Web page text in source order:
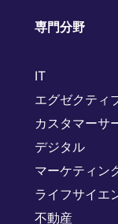
専門分野
IT
エグゼクティ
カスタマーサ
デジタル
マーケティン
ライフサイエ
不動産